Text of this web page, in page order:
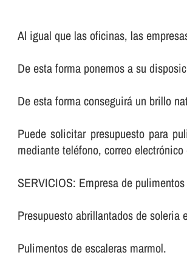
Al igual que las oficinas, las
De esta forma ponemos a su
De esta forma conseguirá un brillo
Puede solicitar presupuesto para
mediante teléfono, correo
SERVICIOS: Empresa de
Presupuesto abrillantados de soleria
Pulimentos de escaleras marmol.